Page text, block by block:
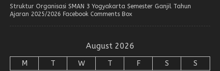
Struktur Organisasi SMAN 3 Yogyakarta Semester Ganjil Tahun
Ajaran 2025/2026 Facebook Comments Box
August 2026
M T W T F S S